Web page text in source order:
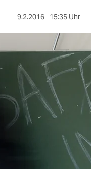
9.2.2016 15:35 Uhr